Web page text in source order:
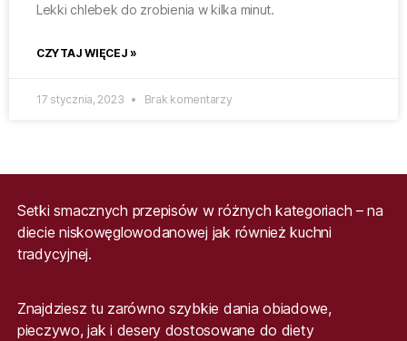
Lekki chlebek do zrobienia w kilka minut.
CZYTAJ WIĘCEJ »
17 stycznia, 2023 Brak komentarzy
Setki smacznych przepisów w różnych kategoriach – na
diecie niskowęglowodanowej jak również kuchni
tradycyjnej.
Znajdziesz tu zarówno szybkie dania obiadowe,
pieczywo, jak i desery dostosowane do diety